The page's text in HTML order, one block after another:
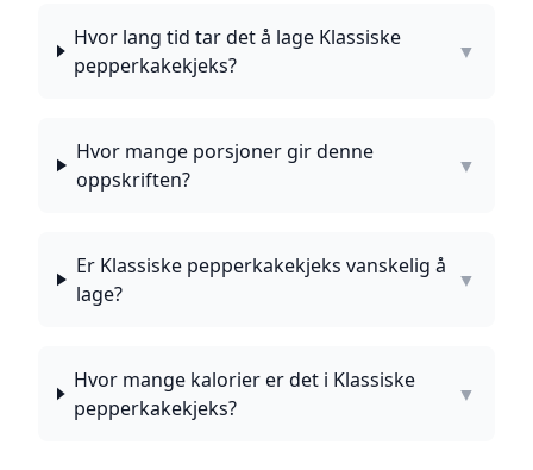
Hvor lang tid tar det å lage Klassiske
pepperkakekjeks?
▼
Hvor mange porsjoner gir denne
oppskriften?
▼
Er Klassiske pepperkakekjeks vanskelig å
lage?
▼
Hvor mange kalorier er det i Klassiske
pepperkakekjeks?
▼